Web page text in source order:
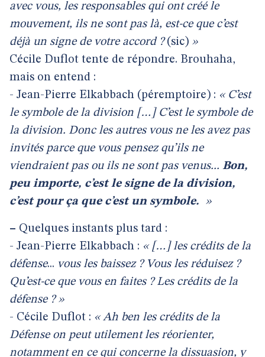
avec vous, les responsables qui ont créé le
mouvement, ils ne sont pas là, est-ce que c’est
déjà un signe de votre accord ?(sic) »
Cécile Duflot tente de répondre. Brouhaha,
mais on entend :
- Jean-Pierre Elkabbach (péremptoire) : « C’est
le symbole de la division […] C’est le symbole de
la division. Donc les autres vous ne les avez pas
invités parce que vous pensez qu’ils ne
viendraient pas ou ils ne sont pas venus... Bon,
peu importe, c’est le signe de la division,
c’est pour ça que c’est un symbole. »
– Quelques instants plus tard :
- Jean-Pierre Elkabbach : « […] les crédits de la
défense... vous les baissez ? Vous les réduisez ?
Qu’est-ce que vous en faites ? Les crédits de la
défense ? »
- Cécile Duflot : « Ah ben les crédits de la
Défense on peut utilement les réorienter,
notamment en ce qui concerne la dissuasion, y